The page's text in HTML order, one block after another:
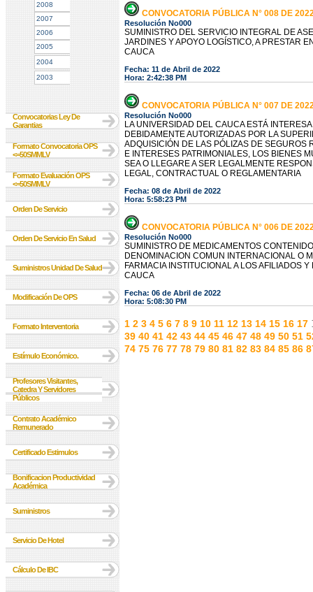
2008
2007
2006
2005
2004
2003
Convocatorias Ley De
Garantias
Formato Convocatoria OPS
<=50SMMLV
Formato Evaluación OPS
<=50SMMLV
Orden De Servicio
Orden De Servicio En Salud
Suministros Unidad De Salud
Modificación De OPS
Formato Interventoria
Estímulo Económico.
Profesores Visitantes,
Catedra Y Servidores
Públicos
Contrato Académico
Remunerado
Certificado Estimulos
Bonificacion Productividad
Académica
Suministros
Servicio De Hotel
Cálculo De IBC
CONVOCATORIA PÚBLICA N° 008 DE
Resolución No000
SUMINISTRO DEL SERVICIO INTEGRAL DE
JARDINES Y APOYO LOGÍSTICO, A PRESTAR
CAUCA
Fecha: 11 de Abril de 2022
Hora: 2:42:38 PM
CONVOCATORIA PÚBLICA N° 007 DE
Resolución No000
LA UNIVERSIDAD DEL CAUCA ESTÁ
DEBIDAMENTE AUTORIZADAS POR LA
ADQUISICIÓN DE LAS PÓLIZAS DE SEGUROS
E INTERESES PATRIMONIALES, LOS BIENES
SEA O LLEGARE A SER LEGALMENTE
LEGAL, CONTRACTUAL O REGLAMENTARIA
Fecha: 08 de Abril de 2022
Hora: 5:58:23 PM
CONVOCATORIA PÚBLICA N° 006 DE
Resolución No000
SUMINISTRO DE MEDICAMENTOS
DENOMINACION COMUN INTERNACIONAL O
FARMACIA INSTITUCIONAL A LOS AFILIADOS
CAUCA
Fecha: 06 de Abril de 2022
Hora: 5:08:30 PM
1 2 3 4 5 6 7 8 9 10 11 12 13 14 15 16 17
39 40 41 42 43 44 45 46 47 48 49 50 51
74 75 76 77 78 79 80 81 82 83 84 85 86